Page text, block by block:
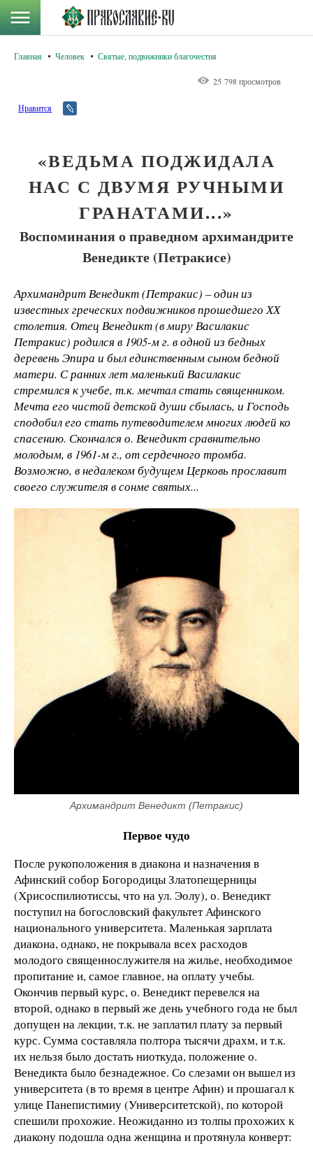
Главная Человек Святые, подвижники благочестия
25 798 просмотров
Нравится
«ВЕДЬМА ПОДЖИДАЛА
НАС С ДВУМЯ РУЧНЫМИ
ГРАНАТАМИ...»
Воспоминания о праведном архимандрите
Венедикте (Петракисе)
Архимандрит Венедикт (Петракис) – один из
известных греческих подвижников прошедшего ХХ
столетия. Отец Венедикт (в миру Василакис
Петракис) родился в 1905-м г. в одной из бедных
деревень Эпира и был единственным сыном бедной
матери. С ранних лет маленький Василакис
стремился к учебе, т.к. мечтал стать священником.
Мечта его чистой детской души сбылась, и Господь
сподобил его стать путеводителем многих людей ко
спасению. Скончался о. Венедикт сравнительно
молодым, в 1961-м г., от сердечного тромба.
Возможно, в недалеком будущем Церковь прославит
своего служителя в сонме святых...
Архимандрит Венедикт (Петракис)
Первое чудо
После рукоположения в диакона и назначения в
Афинский собор Богородицы Златопещерницы
(Хрисоспилиотиссы, что на ул. Эолу), о. Венедикт
поступил на богословский факультет Афинского
национального университета. Маленькая зарплата
диакона, однако, не покрывала всех расходов
молодого священнослужителя на жилье, необходимое
пропитание и, самое главное, на оплату учебы.
Окончив первый курс, о. Венедикт перевелся на
второй, однако в первый же день учебного года не был
допущен на лекции, т.к. не заплатил плату за первый
курс. Сумма составляла полтора тысячи драхм, и т.к.
их нельзя было достать ниоткуда, положение о.
Венедикта было безнадежное. Со слезами он вышел из
университета (в то время в центре Афин) и прошагал к
улице Панепистимиу (Университетской), по которой
спешили прохожие. Неожиданно из толпы прохожих к
диакону подошла одна женщина и протянула конверт: